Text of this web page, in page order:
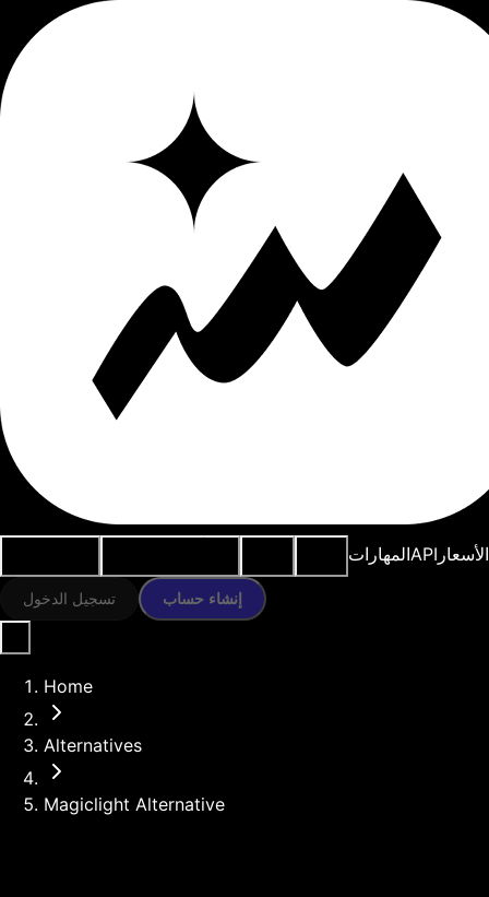
المهاراتAPI الأسعار
تسجيل الدخول إنشاء حساب
Home
Alternatives
Magiclight Alternative